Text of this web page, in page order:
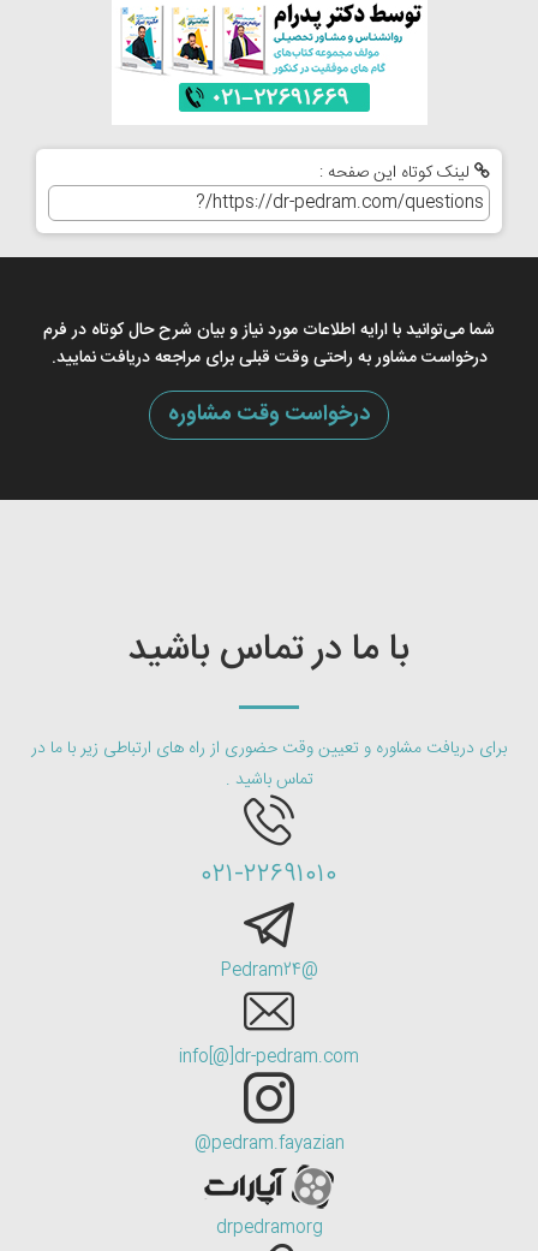
لینک کوتاه این صفحه :
شما می‌توانید با ارایه اطلاعات مورد نیاز و بیان شرح حال کوتاه در فرم
درخواست مشاور به راحتی وقت قبلی برای مراجعه دریافت نمایید.
درخواست وقت مشاوره
با ما در تماس باشید
برای دریافت مشاوره و تعیین وقت حضوری از راه های ارتباطی زیر با ما در
تماس باشید .
۰۲۱-۲۲۶۹۱۰۱۰
@Pedram24
info[@]dr-pedram.com
pedram.fayazian@
drpedramorg